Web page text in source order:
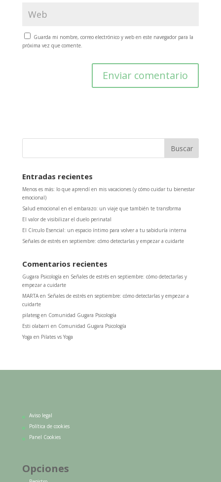
Guarda mi nombre, correo electrónico y web en este navegador para la
próxima vez que comente.
Entradas recientes
Menos es más: lo que aprendí en mis vacaciones (y cómo cuidar tu bienestar
emocional)
Salud emocional en el embarazo: un viaje que también te transforma
El valor de visibilizar el duelo perinatal
El Círculo Esencial: un espacio íntimo para volver a tu sabiduría interna
Señales de estrés en septiembre: cómo detectarlas y empezar a cuidarte
Comentarios recientes
Gugara Psicología en Señales de estrés en septiembre: cómo detectarlas y
empezar a cuidarte
MARTAen Señales de estrés en septiembre: cómo detectarlas y empezar a
cuidarte
pilatesgen Comunidad Gugara Psicología
Esti olabarri en Comunidad Gugara Psicología
Yoga en Pilates vs Yoga
Aviso legal
Política de cookies
Panel Cookies
Opciones